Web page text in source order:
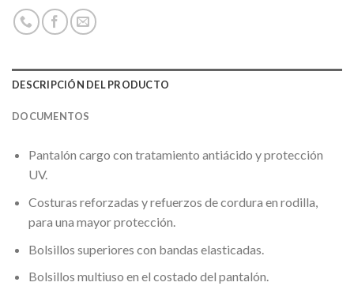
DESCRIPCIÓN DEL PRODUCTO
DOCUMENTOS
Pantalón cargo con tratamiento antiácido y protección
UV.
Costuras reforzadas y refuerzos de cordura en rodilla,
para una mayor protección.
Bolsillos superiores con bandas elasticadas.
Bolsillos multiuso en el costado del pantalón.